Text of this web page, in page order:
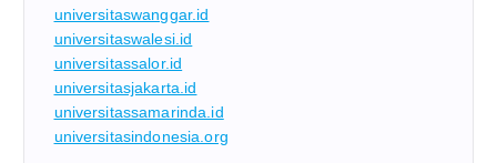
universitaswanggar.id
universitaswalesi.id
universitassalor.id
universitasjakarta.id
universitassamarinda.id
universitasindonesia.org